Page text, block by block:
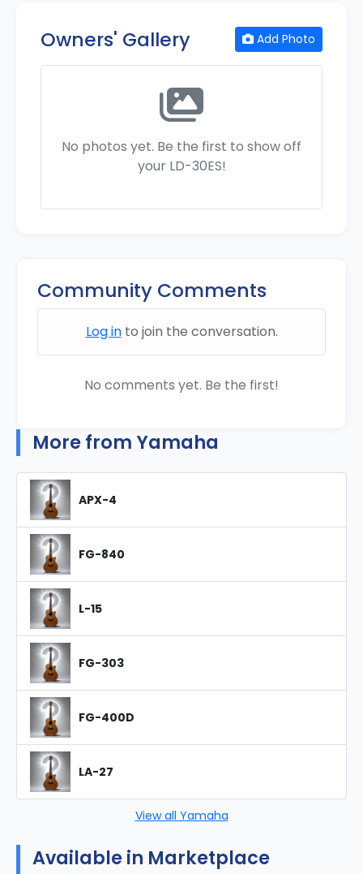
Owners' Gallery Add Photo
No photos yet. Be the first to show off
your LD-30ES!
Community Comments
Log into join the conversation.
No comments yet. Be the first!
More from Yamaha
APX-4
FG-840
L-15
FG-303
FG-400D
LA-27
View all Yamaha
Available in Marketplace